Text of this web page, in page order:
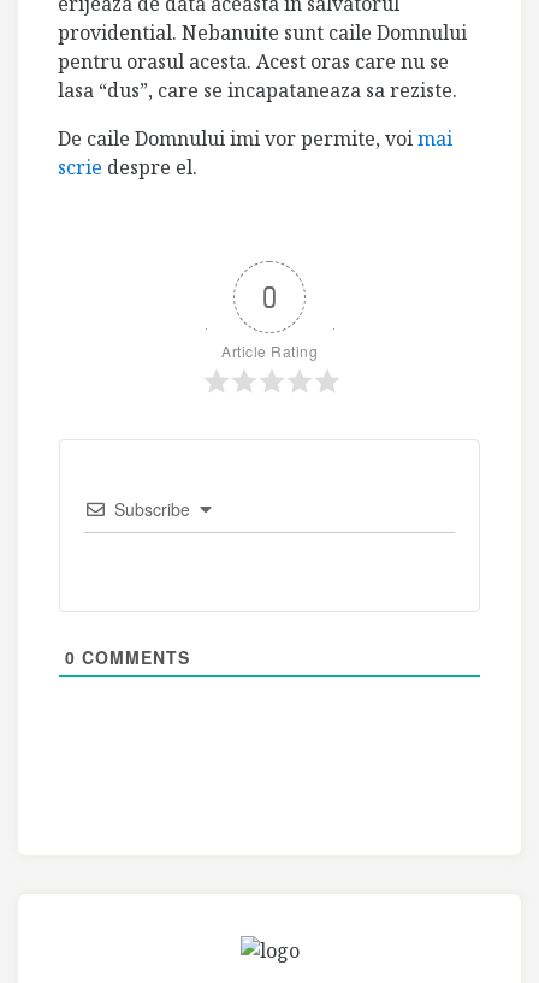
providential. Nebanuite sunt caile Domnului
pentru orasul acesta. Acest oras care nu se
lasa “dus”, care se incapataneaza sa reziste.
De caile Domnului imi vor permite, voimai
scrie despre el.
0
Article Rating
Subscribe
0 COMMENTS